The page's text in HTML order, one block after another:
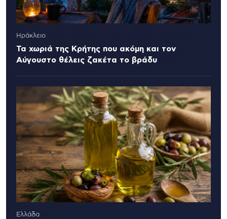
Ηράκλειο
Τα χωριά της Κρήτης που ακόμη και τον
Αύγουστο θέλεις ζακέτα το βράδυ
Ελλάδα